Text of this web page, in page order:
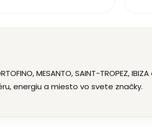
MESANTO, SAINT-TROPEZ,
energiu a miesto vo svete značky.